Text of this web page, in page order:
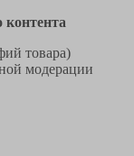
контента
товара)
модерации